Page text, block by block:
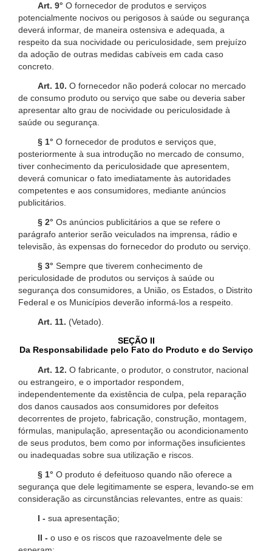
Art. 9° O fornecedor de produtos e serviços
potencialmente nocivos ou perigosos à saúde ou segurança
deverá informar, de maneira ostensiva e adequada, a
respeito da sua nocividade ou periculosidade, sem prejuízo
da adoção de outras medidas cabíveis em cada caso
concreto.
Art. 10. O fornecedor não poderá colocar no mercado
de consumo produto ou serviço que sabe ou deveria saber
apresentar alto grau de nocividade ou periculosidade à
saúde ou segurança.
§ 1° O fornecedor de produtos e serviços que,
posteriormente à sua introdução no mercado de consumo,
tiver conhecimento da periculosidade que apresentem,
deverá comunicar o fato imediatamente às autoridades
competentes e aos consumidores, mediante anúncios
publicitários.
§ 2° Os anúncios publicitários a que se refere o
parágrafo anterior serão veiculados na imprensa, rádio e
televisão, às expensas do fornecedor do produto ou serviço.
§ 3° Sempre que tiverem conhecimento de
periculosidade de produtos ou serviços à saúde ou
segurança dos consumidores, a União, os Estados, o Distrito
Federal e os Municípios deverão informá-los a respeito.
Art. 11. (Vetado).
SEÇÃO II
Da Responsabilidade pelo Fato do Produto e do Serviço
Art. 12. O fabricante, o produtor, o construtor, nacional
ou estrangeiro, e o importador respondem,
independentemente da existência de culpa, pela reparação
dos danos causados aos consumidores por defeitos
decorrentes de projeto, fabricação, construção, montagem,
fórmulas, manipulação, apresentação ou acondicionamento
de seus produtos, bem como por informações insuficientes
ou inadequadas sobre sua utilização e riscos.
§ 1° O produto é defeituoso quando não oferece a
segurança que dele legitimamente se espera, levando-se em
consideração as circunstâncias relevantes, entre as quais:
I - sua apresentação;
II - o uso e os riscos que razoavelmente dele se